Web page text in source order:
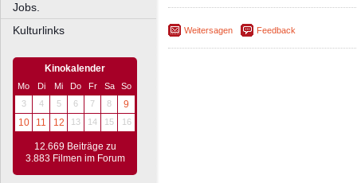
Jobs.
Kulturlinks
Kinokalender
Mo Di Mi Do Fr Sa
So
3
4 5 6 7 8
9
10
11 12 13 14 15 16
12.669 Beiträge zu
3.883 Filmen im Forum
Weitersagen Feedback